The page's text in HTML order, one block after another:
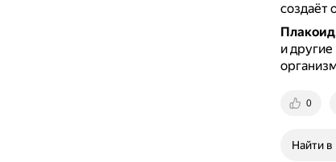
создаёт
и
0
Найти в